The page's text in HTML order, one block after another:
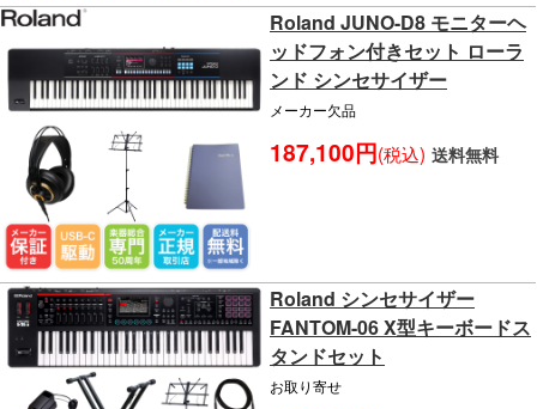
Roland JUNO-D8 モニターヘ
ッドフォン付きセット ローラ
ンド シンセサイザー
メーカー欠品
187,100円(税込) 送料無料
Roland シンセサイザー
FANTOM-06 X型キーボードス
タンドセット
お取り寄せ